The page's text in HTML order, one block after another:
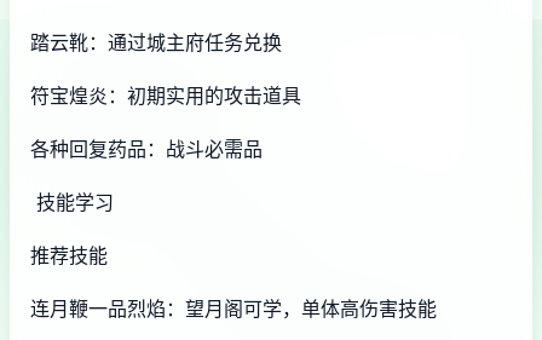
踏云靴：通过城主府任务兑换
符宝煌炎：初期实用的攻击道具
各种回复药品：战斗必需品
技能学习
推荐技能
连月鞭一品烈焰：望月阁可学，单体高伤害技能